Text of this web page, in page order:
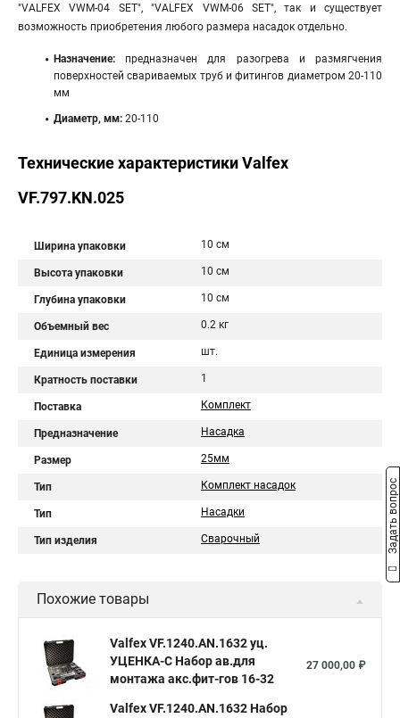
"VALFEX VWM-04 SET", "VALFEX VWM-06 SET", так и существует
возможность приобретения любого размера насадок отдельно.
Назначение: предназначен для разогрева и размягчения
поверхностей свариваемых труб и фитингов диаметром 20-110
мм
Диаметр, мм: 20-110
Технические характеристики Valfex
VF.797.KN.025
Ширина упаковки 10 см
Высота упаковки 10 см
Глубина упаковки 10 см
Объемный вес 0.2 кг
Единица измерения шт.
Кратность поставки 1
Поставка Комплект
Предназначение Насадка
Размер 25мм
Тип Комплект насадок
Тип Насадки
Тип изделия Сварочный
Похожие товары
Valfex VF.1240.AN.1632 уц.
УЦЕНКА-С Набор ав.для
монтажа акс.фит-гов 16-32
27 000,00 ₽
Valfex VF.1240.AN.1632 Набор
Задать вопрос